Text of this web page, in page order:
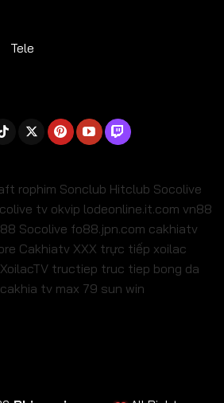
rophim Sonclub Hitclub Socolive
tv okvip lodeonline.it.com vn88
Socolive fo88.jpn.com cakhiatv
Cakhiatv XXX trực tiếp xoilac
XoilacTV tructiep truc tiep bong da
cakhia tv max 79 sun win